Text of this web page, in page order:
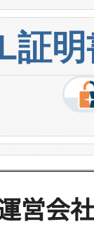
証
営会社